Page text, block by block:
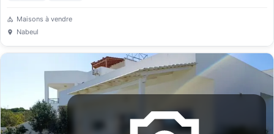
Maisons à vendre
Nabeul